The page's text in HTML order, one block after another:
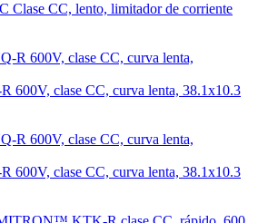
Clase CC, lento, limitador de corriente
600V, clase CC, curva lenta, 38.1x10.3
600V, clase CC, curva lenta, 38.1x10.3